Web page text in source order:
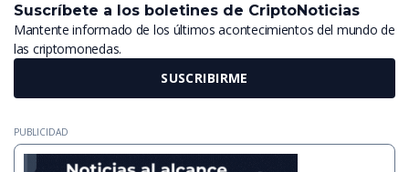
Suscríbete a los boletines de CriptoNoticias
Mantente informado de los últimos acontecimientos del mundo de
las criptomonedas.
SUSCRIBIRME
PUBLICIDAD